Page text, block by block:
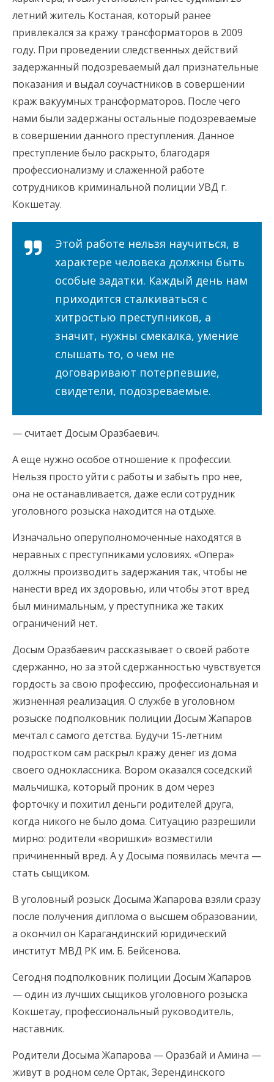
летний житель Костаная, который ранее
привлекался за кражу трансформаторов в 2009
году. При проведении следственных действий
задержанный подозреваемый дал признательные
показания и выдал соучастников в совершении
краж вакуумных трансформаторов. После чего
нами были задержаны остальные подозреваемые
в совершении данного преступления. Данное
преступление было раскрыто, благодаря
профессионализму и слаженной работе
сотрудников криминальной полиции УВД г.
Кокшетау.
Этой работе нельзя научиться, в
характере человека должны быть
особые задатки. Каждый день нам
приходится сталкиваться с
хитростью преступников, а
значит, нужны смекалка, умение
слышать то, о чем не
договаривают потерпевшие,
свидетели, подозреваемые.
— считает Досым Оразбаевич.
А еще нужно особое отношение к профессии.
Нельзя просто уйти с работы и забыть про нее,
она не останавливается, даже если сотрудник
уголовного розыска находится на отдыхе.
Изначально оперуполномоченные находятся в
неравных с преступниками условиях. «Опера»
должны производить задержания так, чтобы не
нанести вред их здоровью, или чтобы этот вред
был минимальным, у преступника же таких
ограничений нет.
Досым Оразбаевич рассказывает о своей работе
сдержанно, но за этой сдержанностью чувствуется
гордость за свою профессию, профессиональная и
жизненная реализация. О службе в уголовном
розыске подполковник полиции Досым Жапаров
мечтал с самого детства. Будучи 15-летним
подростком сам раскрыл кражу денег из дома
своего одноклассника. Вором оказался соседский
мальчишка, который проник в дом через
форточку и похитил деньги родителей друга,
когда никого не было дома. Ситуацию разрешили
мирно: родители «воришки» возместили
причиненный вред. А у Досыма появилась мечта —
стать сыщиком.
В уголовный розыск Досыма Жапарова взяли сразу
после получения диплома о высшем образовании,
а окончил он Карагандинский юридический
институт МВД РК им. Б. Бейсенова.
Сегодня подполковник полиции Досым Жапаров
— один из лучших сыщиков уголовного розыска
Кокшетау, профессиональный руководитель,
наставник.
Родители Досыма Жапарова — Оразбай и Амина —
живут в родном селе Ортак, Зерендинского